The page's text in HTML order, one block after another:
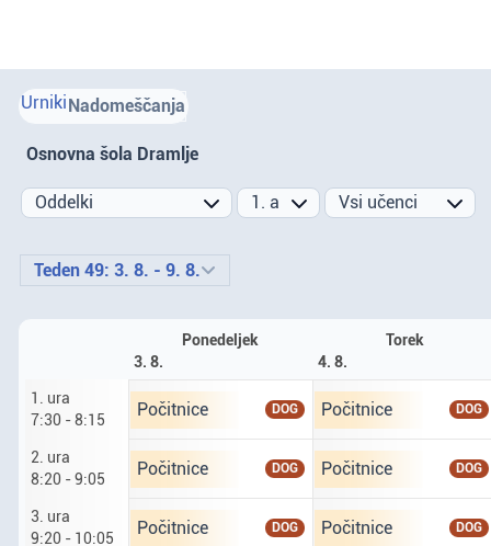
UrnikiNadomeščanja
Osnovna šola Dramlje
Prejšnji teden
Teden 49: 3. 8. - 9. 8.
Ponedeljek
3. 8.
Torek
4. 8.
1. ura
7:30 - 8:15
Ponedeljek tretji osmi. prva ura od 7 ur 30 do
Počitnice DOG Torek četrti osmi.
Počitnice DOG
2. ura
8:20 - 9:05
Ponedeljek tretji osmi. druga ura od 8 ur 20
Počitnice DOG Torek četrti osmi.
Počitnice DOG
3. ura
9:20 - 10:05
Ponedeljek tretji osmi. tretja ura od 9 ur 20
Počitnice DOG Torek četrti osmi.
Počitnice DOG